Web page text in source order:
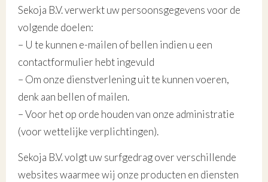
Sekoja B.V. verwerkt uw persoonsgegevens voor de
volgende doelen:
– U te kunnen e-mailen of bellen indien u een
contactformulier hebt ingevuld
– Om onze dienstverlening uit te kunnen voeren,
denk aan bellen of mailen.
– Voor het op orde houden van onze administratie
(voor wettelijke verplichtingen).
Sekoja B.V. volgt uw surfgedrag over verschillende
websites waarmee wij onze producten en diensten